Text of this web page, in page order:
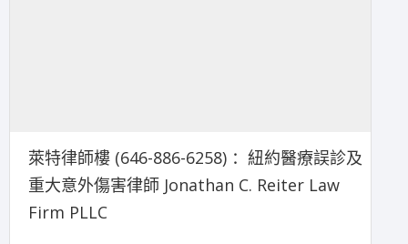
萊特律師樓 (646-886-6258) ：紐約醫療誤診及
重大意外傷害律師 Jonathan C. Reiter Law
Firm PLLC